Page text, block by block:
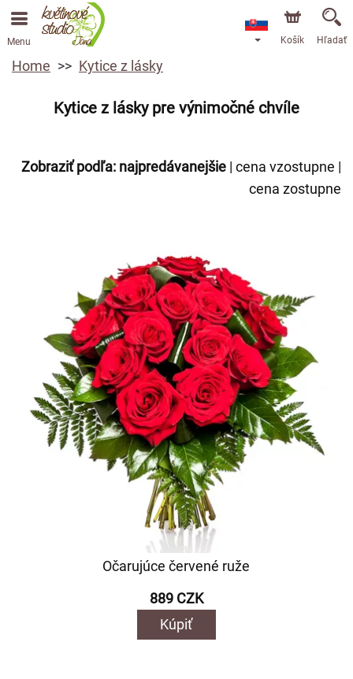
Menu Košík Hľadať
Home Kytice z lásky
Kytice z lásky pre výnimočné chvíle
Zobraziť podľa: najpredávanejšie | cena vzostupne |
cena zostupne
Očarujúce červené ruže
889 CZK
Kúpiť